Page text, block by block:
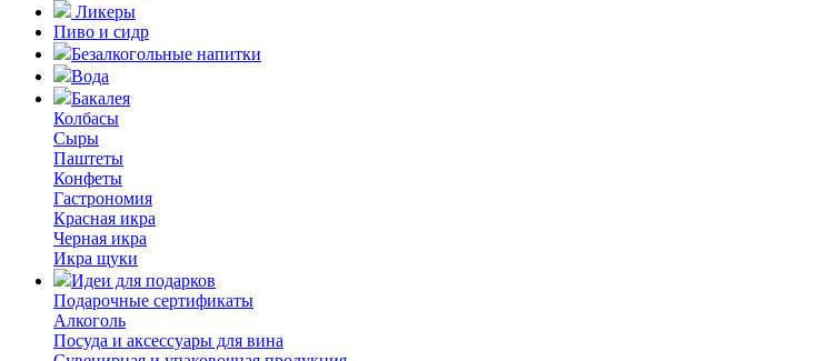
Ликеры
Пиво и сидр
Безалкогольные напитки
Вода
Бакалея
Колбасы
Сыры
Паштеты
Конфеты
Гастрономия
Красная икра
Черная икра
Икра щуки
Идеи для подарков
Подарочные сертификаты
Алкоголь
Посуда и аксессуары для вина